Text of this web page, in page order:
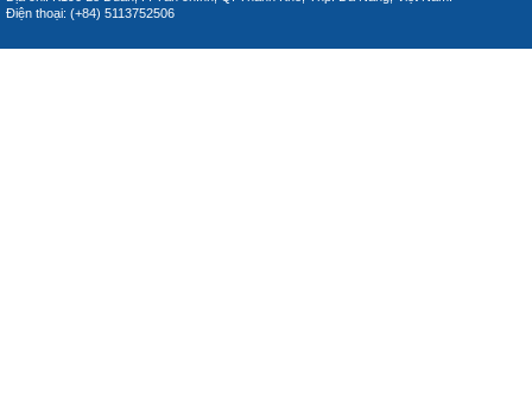
Điện thoại: (+84) 5113752506